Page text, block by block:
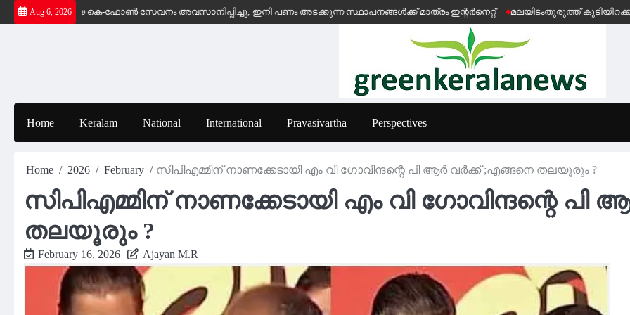
Skip
to
Aug 6, 2026
കെ-ഫോൺ സേവനം അവസാനിപ്പിച്ചു; ഇനി പണം അടക്കുന്ന സ്ഥാപനങ്ങൾക്ക് മാത്രം ഇന്റർനെറ്റ് മലയിടംതുരുത്ത് കുടിയിറക്കൽ
Home Keralam National International Pravasivartha Perspectives
Home 2026 February സിപിഎമ്മിന് നാണക്കേടായി എം വി ഗോവിന്ദന്റെ പി ആർ വർക്ക് ;എങ്ങനെ തലയൂരും ?
സിപിഎമ്മിന് നാണക്കേടായി എം വി ഗോവിന്ദന്റെ
തലയൂരും ?
February 16, 2026 Ajayan M.R